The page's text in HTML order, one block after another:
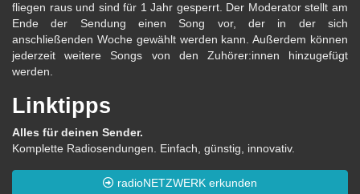
fliegen raus und sind für 1 Jahr gesperrt. Der Moderator stellt am
Ende der Sendung einen Song vor, der in der sich
anschließenden Woche gewählt werden kann. Außerdem können
jederzeit weitere Songs von den Zuhörer:innen hinzugefügt
werden.
Linktipps
Alles für deinen Sender.
Komplette Radiosendungen. Einfach, günstig, innovativ.
radioNETZWERK erkunden